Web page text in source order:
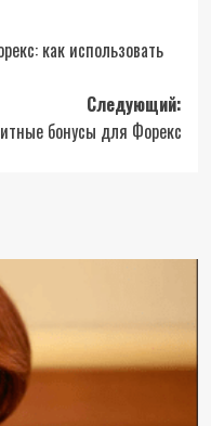
как использовать
Следующий:
бонусы для Форекс